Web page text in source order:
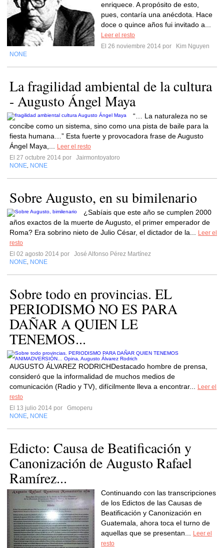
enriquece. A propósito de esto,
pues, contaría una anécdota. Hace
doce o quince años fui invitado a...
Leer el resto
El 26 noviembre 2014 por
Kim Nguyen
NONE
La fragilidad ambiental de la cultura
- Augusto Ángel Maya
“… La naturaleza no se
concibe como un sistema, sino como una pista de baile para la
fiesta humana…” Esta fuerte y provocadora frase de Augusto
Ángel Maya,...
Leer el resto
El 27 octubre 2014 por
Jairmontoyatoro
NONE NONE
Sobre Augusto, en su bimilenario
¿Sabíais que este año se cumplen 2000
años exactos de la muerte de Augusto, el primer emperador de
Roma? Era sobrino nieto de Julio César, el dictador de la...
Leer el
resto
El 02 agosto 2014 por
José Alfonso Pérez Martínez
NONE NONE
Sobre todo en provincias. EL
PERIODISMO NO ES PARA
DAÑAR A QUIEN LE
TENEMOS...
AUGUSTO ÁLVAREZ RODRICHDestacado hombre de prensa,
consideró que la informalidad de muchos medios de
comunicación (Radio y TV), difícilmente lleva a encontrar...
Leer el
resto
El 13 julio 2014 por
Gmoperu
NONE NONE
Edicto: Causa de Beatificación y
Canonización de Augusto Rafael
Ramírez...
Continuando con las transcripciones
de los Edictos de las Causas de
Beatificación y Canonización en
Guatemala, ahora toca el turno de
aquellas que se presentan...
Leer el
resto